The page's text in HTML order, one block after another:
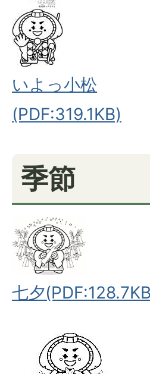
いよっ小松
(PDF:319.1KB)
季節
七夕